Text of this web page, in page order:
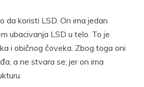
da koristi LSD. On ima jedan
ubacivanja LSD u telo. To je
i običnog čoveka. Zbog toga oni
a ne stvara se; jer on ima